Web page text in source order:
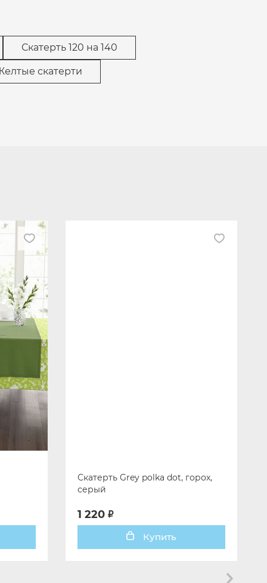
Скатерть 120 на 140
скатерти
Скатерть Grey polka dot, горох,
серый
1 220
Купить